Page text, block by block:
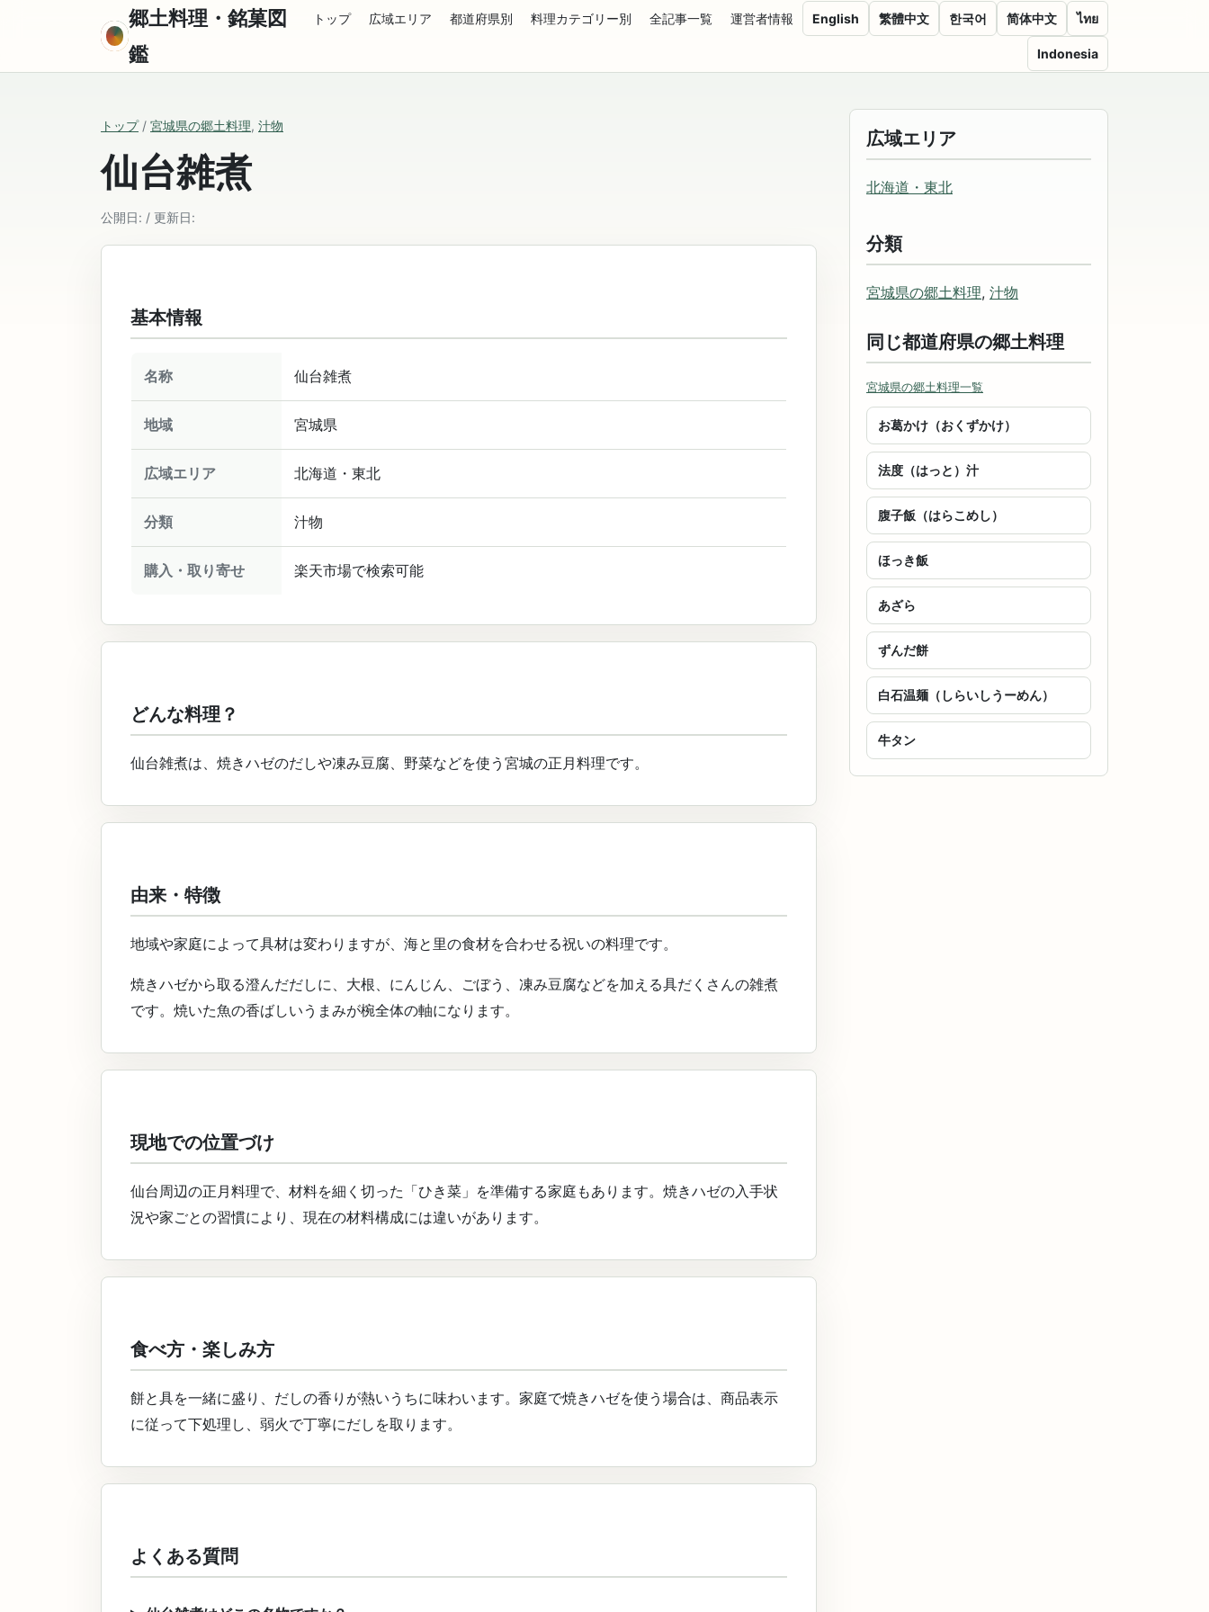
郷土料理・銘菓図
鑑
トップ 広域エリア 都道府県別 料理カテゴリー別 全記事一覧 運営者情報 English 繁體中文 한국어 简体中文 ไทย
Indonesia
トップ/ 宮城県の郷土料理, 汁物
仙台雑煮
公開日: / 更新日:
基本情報
名称 仙台雑煮
地域 宮城県
広域エリア 北海道・東北
分類 汁物
購入・取り寄せ 楽天市場で検索可能
どんな料理？
仙台雑煮は、焼きハゼのだしや凍み豆腐、野菜などを使う宮城の正月料理です。
由来・特徴
地域や家庭によって具材は変わりますが、海と里の食材を合わせる祝いの料理です。
焼きハゼから取る澄んだだしに、大根、にんじん、ごぼう、凍み豆腐などを加える具だくさんの雑煮
です。焼いた魚の香ばしいうまみが椀全体の軸になります。
現地での位置づけ
仙台周辺の正月料理で、材料を細く切った「ひき菜」を準備する家庭もあります。焼きハゼの入手状
況や家ごとの習慣により、現在の材料構成には違いがあります。
食べ方・楽しみ方
餅と具を一緒に盛り、だしの香りが熱いうちに味わいます。家庭で焼きハゼを使う場合は、商品表示
に従って下処理し、弱火で丁寧にだしを取ります。
よくある質問
広域エリア
北海道・東北
分類
宮城県の郷土料理, 汁物
同じ都道府県の郷土料理
宮城県の郷土料理一覧
お葛かけ（おくずかけ）
法度（はっと）汁
腹子飯（はらこめし）
ほっき飯
あざら
ずんだ餅
白石温麺（しらいしうーめん）
牛タン